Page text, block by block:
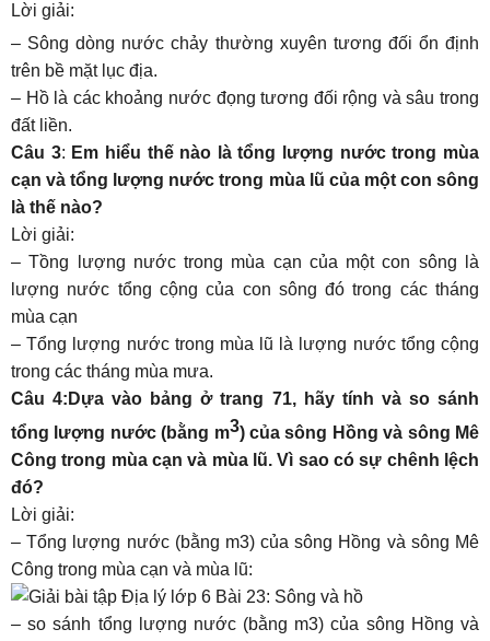
Lời giải:
– Sông dòng nước chảy thường xuyên tương đối ổn định
trên bề mặt lục địa.
– Hồ là các khoảng nước đọng tương đối rộng và sâu trong
đất liền.
Câu 3: Em hiểu thế nào là tổng lượng nước trong mùa
cạn và tổng lượng nước trong mùa lũ của một con sông
là thế nào?
Lời giải:
– Tồng lượng nước trong mùa cạn của một con sông là
lượng nước tổng cộng của con sông đó trong các tháng
mùa cạn
– Tổng lượng nước trong mùa lũ là lượng nước tổng cộng
trong các tháng mùa mưa.
Câu 4:Dựa vào bảng ở trang 71, hãy tính và so sánh
tổng lượng nước (bằng m3) của sông Hồng và sông Mê
Công trong mùa cạn và mùa lũ. Vì sao có sự chênh lệch
đó?
Lời giải:
– Tổng lượng nước (bằng m3) của sông Hồng và sông Mê
Công trong mùa cạn và mùa lũ:
– so sánh tổng lượng nước (bằng m3) của sông Hồng và